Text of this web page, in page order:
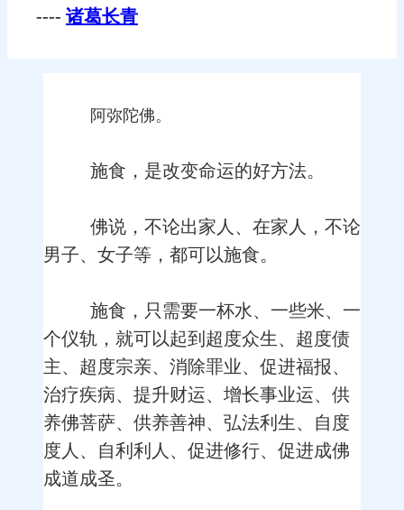
---- 诸葛长青
阿弥陀佛。
施食，是改变命运的好方法。
佛说，不论出家人、在家人，不论
男子、女子等，都可以施食。
施食，只需要一杯水、一些米、一
个仪轨，就可以起到超度众生、超度债
主、超度宗亲、消除罪业、促进福报、
治疗疾病、提升财运、增长事业运、供
养佛菩萨、供养善神、弘法利生、自度
度人、自利利人、促进修行、促进成佛
成道成圣。